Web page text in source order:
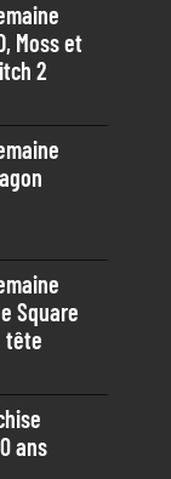
Moss et
2
Square
tête
ans